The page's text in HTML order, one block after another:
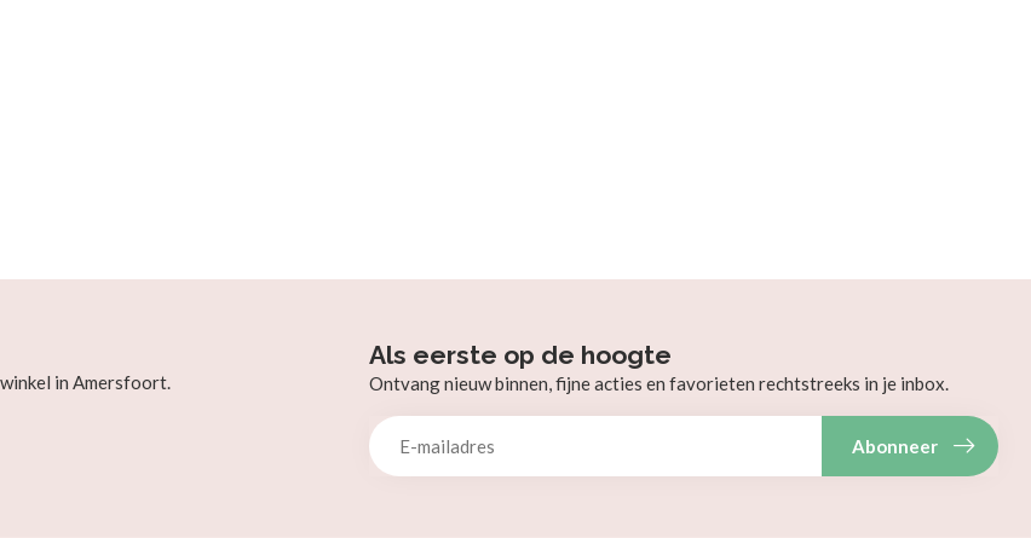
in Amersfoort.
Als eerste op de hoogte
Ontvang nieuw binnen, fijne acties en favorieten rechtstreeks in je inbox.
Abonneer